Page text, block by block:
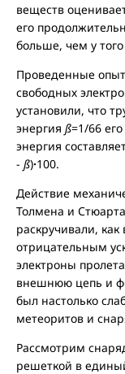
веществ
его
больше, чем у
Проведенные
свободных
установили, что
энергия ß=1/66
энергия
- ß)·100.
Действие
Толмена и
раскручивали,
отрицательным
электроны
внешнюю цепь и
был настолько
метеоритов и
Рассмотрим
решеткой в